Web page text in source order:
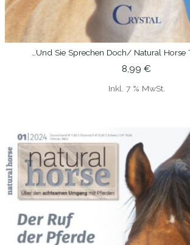
IN DEN WARENKORB
…und Sie Sprechen Doch/ Natural Horse
8,99 €
Inkl. 7 % MwSt.